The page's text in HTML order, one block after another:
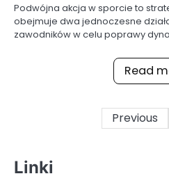
Podwójna akcja w sporcie to
obejmuje dwa jednoczesne
zawodników w celu poprawy
Read
Previous
Linki